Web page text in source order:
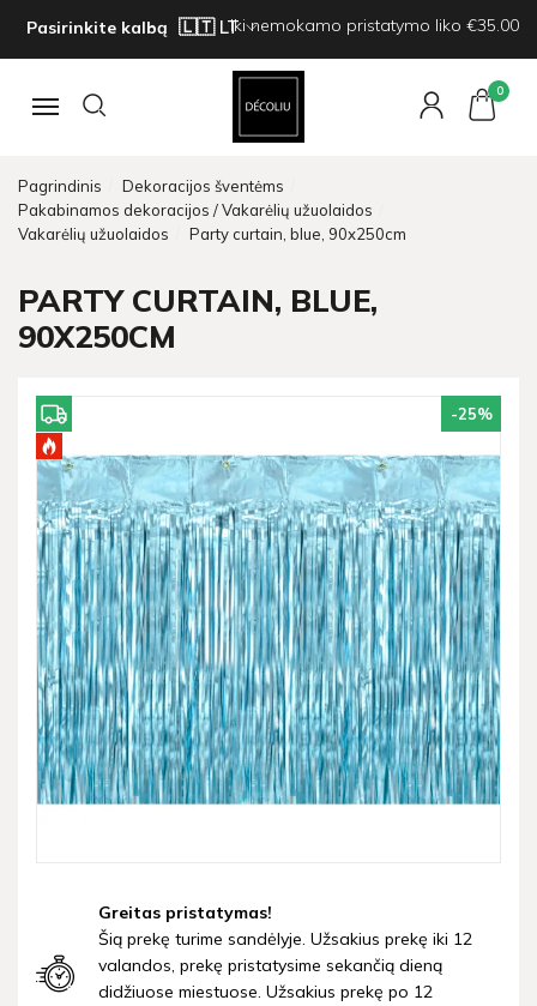
Pasirinkite kalbą Iki nemokamo pristatymo liko €35.00
Navigacija
0
Pagrindinis
Dekoracijos šventėms
Pakabinamos dekoracijos / Vakarėlių užuolaidos
Vakarėlių užuolaidos
Party curtain, blue, 90x250cm
PARTY CURTAIN, BLUE,
90X250CM
-25%
Greitas pristatymas!
Šią prekę turime sandėlyje. Užsakius prekę iki 12
valandos, prekę pristatysime sekančią dieną
didžiuose miestuose. Užsakius prekę po 12